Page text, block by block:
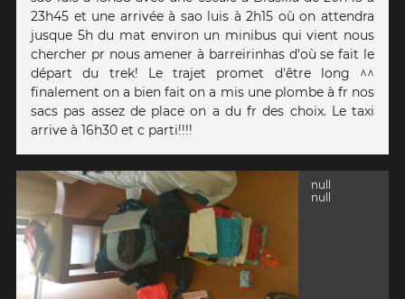
23h45 et une arrivée à sao luis à 2h15 où on attendra
jusque 5h du mat environ un minibus qui vient nous
chercher pr nous amener à barreirinhas d'où se fait le
départ du trek! Le trajet promet d'être long ^^
finalement on a bien fait on a mis une plombe à fr nos
sacs pas assez de place on a du fr des choix. Le taxi
arrive à 16h30 et c parti!!!!
null
null